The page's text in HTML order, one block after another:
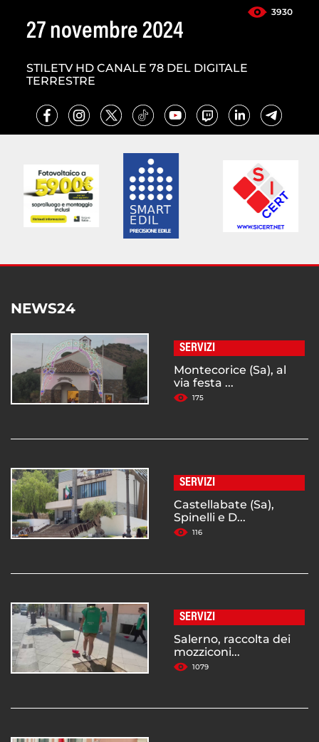
3930
27 novembre 2024
STILETV HD CANALE 78 DEL DIGITALE
TERRESTRE
NEWS24
SERVIZI
Montecorice (Sa), al
via festa ...
175
SERVIZI
Castellabate (Sa),
Spinelli e D...
116
SERVIZI
Salerno, raccolta dei
mozziconi...
1079